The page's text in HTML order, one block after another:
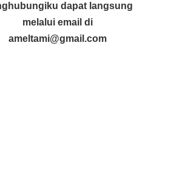
dapat langsung
melalui email di
ameltami@gmail.com